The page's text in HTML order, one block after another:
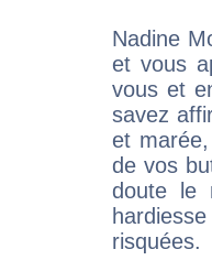
Nadine
et vous
vous et
savez
et
de vos
doute le
risquées.